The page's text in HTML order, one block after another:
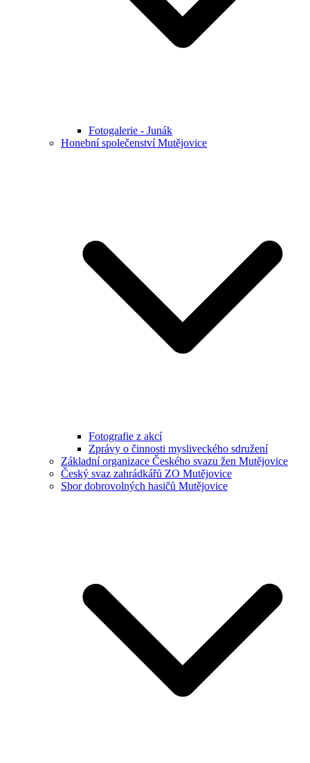
Fotogalerie - Junák
Honební společenství Mutějovice
Fotografie z akcí
Zprávy o činnosti mysliveckého sdružení
Základní organizace Českého svazu žen Mutějovice
Český svaz zahrádkářů ZO Mutějovice
Sbor dobrovolných hasičů Mutějovice